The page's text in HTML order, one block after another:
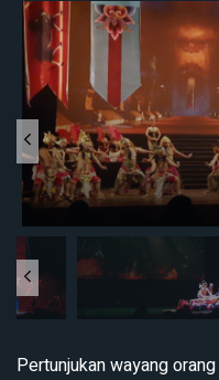
Pertunjukan wayang